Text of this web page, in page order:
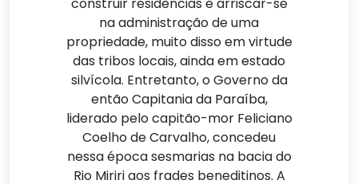
na administração de uma
propriedade, muito disso em virtude
das tribos locais, ainda em estado
silvícola. Entretanto, o Governo da
então Capitania da Paraíba,
liderado pelo capitão-mor Feliciano
Coelho de Carvalho, concedeu
nessa época sesmarias na bacia do
Rio Miriri aos frades beneditinos. A